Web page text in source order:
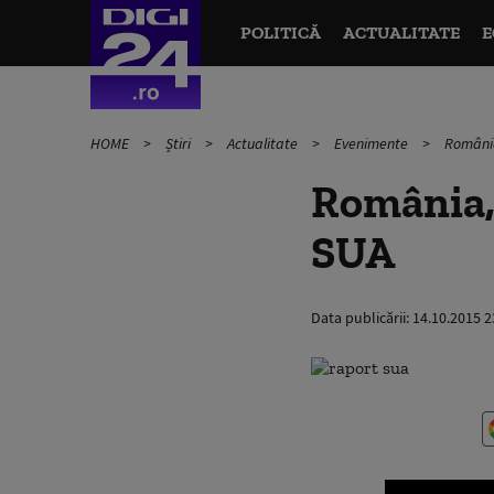
POLITICĂ ACTUALITATE
HOME Știri Actualitate Evenimente
SUA
Data publicării: 14.10.2015